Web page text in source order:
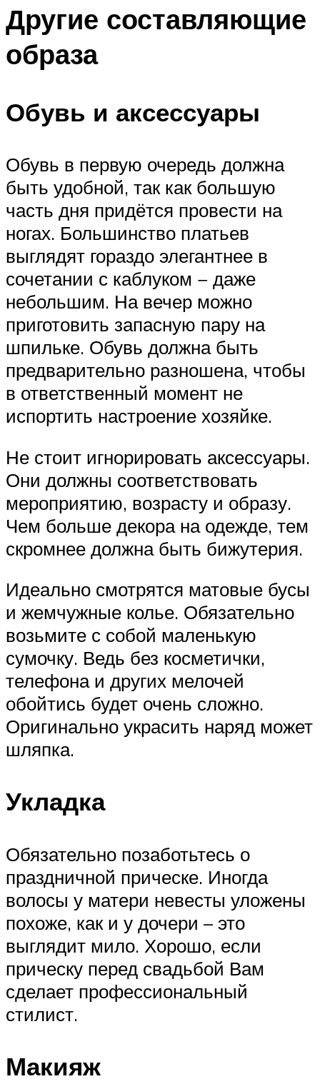
Другие составляющие
образа
Обувь и аксессуары
Обувь в первую очередь должна
быть удобной, так как большую
часть дня придётся провести на
ногах. Большинство платьев
выглядят гораздо элегантнее в
сочетании с каблуком − даже
небольшим. На вечер можно
приготовить запасную пару на
шпильке. Обувь должна быть
предварительно разношена, чтобы
в ответственный момент не
испортить настроение хозяйке.
Не стоит игнорировать аксессуары.
Они должны соответствовать
мероприятию, возрасту и образу.
Чем больше декора на одежде, тем
скромнее должна быть бижутерия.
Идеально смотрятся матовые бусы
и жемчужные колье. Обязательно
возьмите с собой маленькую
сумочку. Ведь без косметички,
телефона и других мелочей
обойтись будет очень сложно.
Оригинально украсить наряд может
шляпка.
Укладка
Обязательно позаботьтесь о
праздничной прическе. Иногда
волосы у матери невесты уложены
похоже, как и у дочери – это
выглядит мило. Хорошо, если
прическу перед свадьбой Вам
сделает профессиональный
стилист.
Макияж